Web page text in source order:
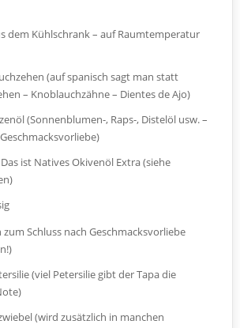
dem Kühlschrank – auf Raumtemperatur
(auf spanisch sagt man statt
– Knoblauchzähne – Dientes de Ajo)
(Sonnenblumen-, Raps-, Distelöl usw. –
Das ist Natives Okivenöl Extra (siehe
zum Schluss nach Geschmacksvorliebe
(viel Petersilie gibt der Tapa die
(wird zusätzlich in manchen